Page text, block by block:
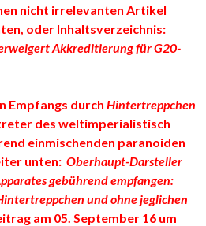
nicht irrelevanten Artikel
oder Inhaltsverzeichnis:
Akkreditierung für G20-
Empfangs durch Hintertreppchen
des weltimperialistisch
einmischenden paranoiden
unten: Oberhaupt-Darsteller
gebührend empfangen:
und ohne jeglichen
am 05. September 16 um